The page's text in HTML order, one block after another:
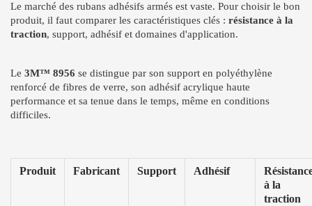
Le marché des rubans adhésifs armés est vaste. Pour choisir le bon
produit, il faut comparer les caractéristiques clés : résistance à la
traction, support, adhésif et domaines d'application.
Le 3M™ 8956 se distingue par son support en polyéthylène
renforcé de fibres de verre, son adhésif acrylique haute
performance et sa tenue dans le temps, même en conditions
difficiles.
Produit Fabricant Support Adhésif
à la
traction